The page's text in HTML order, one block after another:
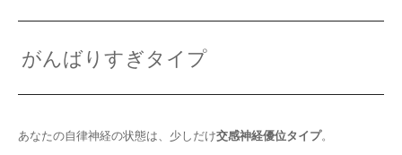
がんばりすぎタイプ
あなたの自律神経の状態は、少しだけ交感神経優位タイプ。